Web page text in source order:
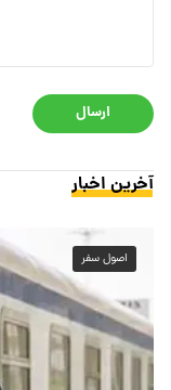
ارسال
آخرین اخبار
اصول سفر